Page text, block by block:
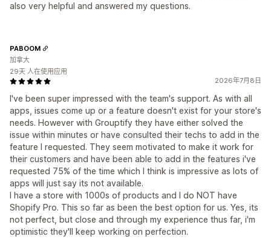
also very helpful and answered my questions.
2026年7月8日
I've been super impressed with the team's support. As with all
apps, issues come up or a feature doesn't exist for your store's
needs. However with Grouptify they have either solved the
issue within minutes or have consulted their techs to add in the
feature I requested. They seem motivated to make it work for
their customers and have been able to add in the features i've
requested 75% of the time which I think is impressive as lots of
apps will just say its not available.
I have a store with 1000s of products and I do NOT have
Shopify Pro. This so far as been the best option for us. Yes, its
not perfect, but close and through my experience thus far, i'm
optimistic they'll keep working on perfection.
PABOOM
加拿大
29天 人在使用应用